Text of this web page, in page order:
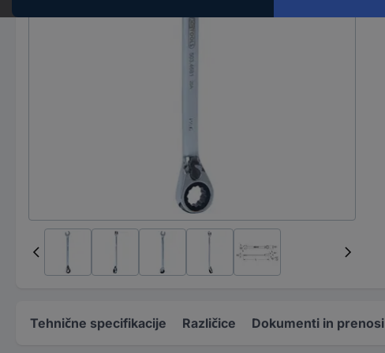
Tehnične specifikacije Različice Dokumenti in prenosi